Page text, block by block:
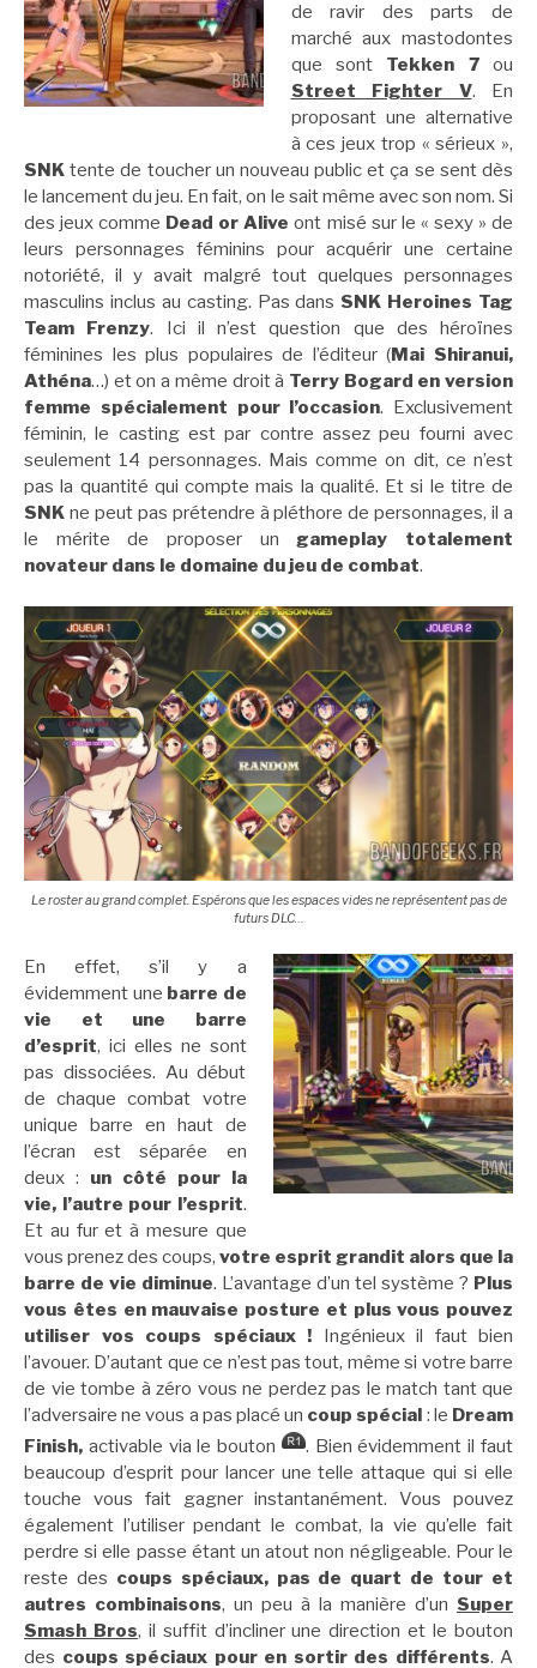
de ravir des parts de
marché aux mastodontes
que sont Tekken 7 ou
Street Fighter V. En
proposant une alternative
à ces jeux trop « sérieux »,
SNK tente de toucher un nouveau public et ça se sent dès
le lancement du jeu. En fait, on le sait même avec son nom. Si
des jeux comme Dead or Aliveont misé sur le « sexy » de
leurs personnages féminins pour acquérir une certaine
notoriété, il y avait malgré tout quelques personnages
masculins inclus au casting. Pas dans SNK Heroines Tag
Team Frenzy. Ici il n’est question que des héroïnes
féminines les plus populaires de l’éditeur (Mai Shiranui,
Athéna…) et on a même droit à Terry Bogard en version
femme spécialement pour l’occasion. Exclusivement
féminin, le casting est par contre assez peu fourni avec
seulement 14 personnages. Mais comme on dit, ce n’est
pas la quantité qui compte mais la qualité. Et si le titre de
SNK ne peut pas prétendre à pléthore de personnages, il a
le mérite de proposer ungameplay totalement
novateur dans le domaine du jeu de combat.
Le roster au grand complet. Espérons que les espaces vides ne représentent pas de
futurs DLC…
En effet, s’il y a
évidemment une barre de
vie et une barre
d’esprit, ici elles ne sont
pas dissociées. Au début
de chaque combat votre
unique barre en haut de
l’écran est séparée en
deux : un côté pour la
vie, l’autre pour l’esprit.
Et au fur et à mesure que
vous prenez des coups, votre esprit grandit alors que la
barre de vie diminue. L’avantage d’un tel système ? Plus
vous êtes en mauvaise posture et plus vous pouvez
utiliser vos coups spéciaux ! Ingénieux il faut bien
l’avouer. D’autant que ce n’est pas tout, même si votre barre
de vie tombe à zéro vous ne perdez pas le match tant que
l’adversaire ne vous a pas placé un coup spécial : le Dream
Finish, activable via le bouton
. Bien évidemment il faut
beaucoup d’esprit pour lancer une telle attaque qui si elle
touche vous fait gagner instantanément. Vous pouvez
également l’utiliser pendant le combat, la vie qu’elle fait
perdre si elle passe étant un atout non négligeable. Pour le
reste des coups spéciaux, pas de quart de tour et
autres combinaisons, un peu à la manière d’un Super
Smash Bros, il suffit d’incliner une direction et le bouton
des coups spéciaux pour en sortir des différents. A